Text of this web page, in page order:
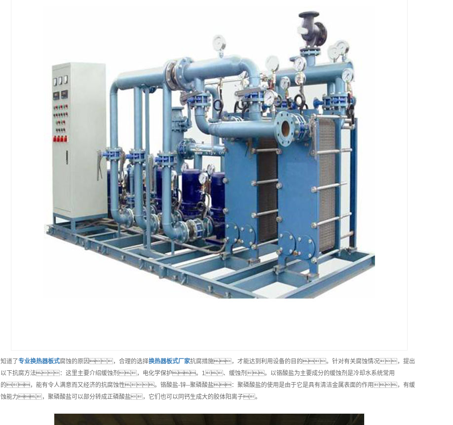
知道了专业换热器板式腐蚀的原因，合理的选择换热器板式厂家抗腐措施，才能达到利用设备的目的。针对有关腐蚀情况，提出
以下抗腐方法：这里主要介绍缓蚀剂，电化学保护。1、缓蚀剂。以铬酸盐为主要成分的缓蚀剂是冷却水系统常用
的，能有令人满意而又经济的抗腐蚀性。铬酸盐-锌--聚磷酸盐：聚磷酸盐的使用是由于它是具有清洁金属表面的作用，有缓
蚀能力，聚磷酸盐可以部分转成正磷酸盐，它们也可以同钙生成大的胶体阳离子。